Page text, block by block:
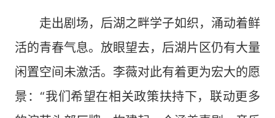
走出剧场，后湖之畔学子如织，涌动着鲜
活的青春气息。放眼望去，后湖片区仍有大量
闲置空间未激活。李薇对此有着更为宏大的愿
景：“我们希望在相关政策扶持下，联动更多